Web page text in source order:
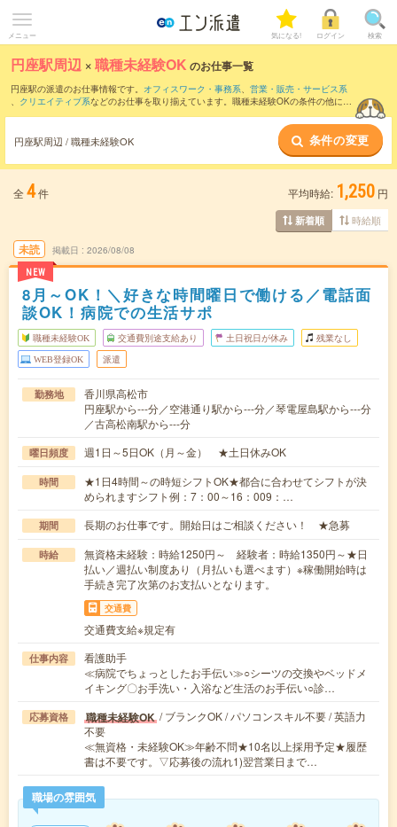
メニュー 気になる! ログイン 検索
円座駅周辺 ×職種未経験OK のお仕事一覧
円座駅の派遣のお仕事情報です。 オフィスワーク・事務系、 営業・販売・サービス系
、 クリエイティブ系などのお仕事を取り揃えています。職種未経験OKの条件の他に、
円座駅周辺 / 職種未経験OK 条件の変更
全 4件 平均時給: 1,250 円
新着順 時給順
未読
NEW
掲載日 2026/08/08
8月～OK！＼好きな時間曜日で働ける／電話面
談OK！病院での生活サポ
職種未経験OK 交通費別途支給あり 土日祝日が休み 残業なし
WEB登録OK 派遣
勤務地
香川県高松市
円座駅から---分／空港通り駅から---分／琴電屋島駅から---分
／古高松南駅から---分
曜日頻度 週1日～5日OK（月～金） ★土日休みOK
時間
★1日4時間～の時短シフトOK★都合に合わせてシフトが決
められますシフト例：7：00～16：009：…
期間 長期のお仕事です。開始日はご相談ください！ ★急募
時給
無資格未経験：時給1250円～ 経験者：時給1350円～★日
払い／週払い制度あり（月払いも選べます）※稼働開始時は
手続き完了次第のお支払いとなります。
交通費
交通費支給※規定有
仕事内容
看護助手
≪病院でちょっとしたお手伝い≫○シーツの交換やベッドメ
イキング〇お手洗い・入浴など生活のお手伝い○診…
応募資格 職種未経験OK / ブランクOK / パソコンスキル不要 / 英語力
不要
≪無資格・未経験OK≫年齢不問★10名以上採用予定★履歴
書は不要です。▽応募後の流れ1)翌営業日まで…
職場の雰囲気